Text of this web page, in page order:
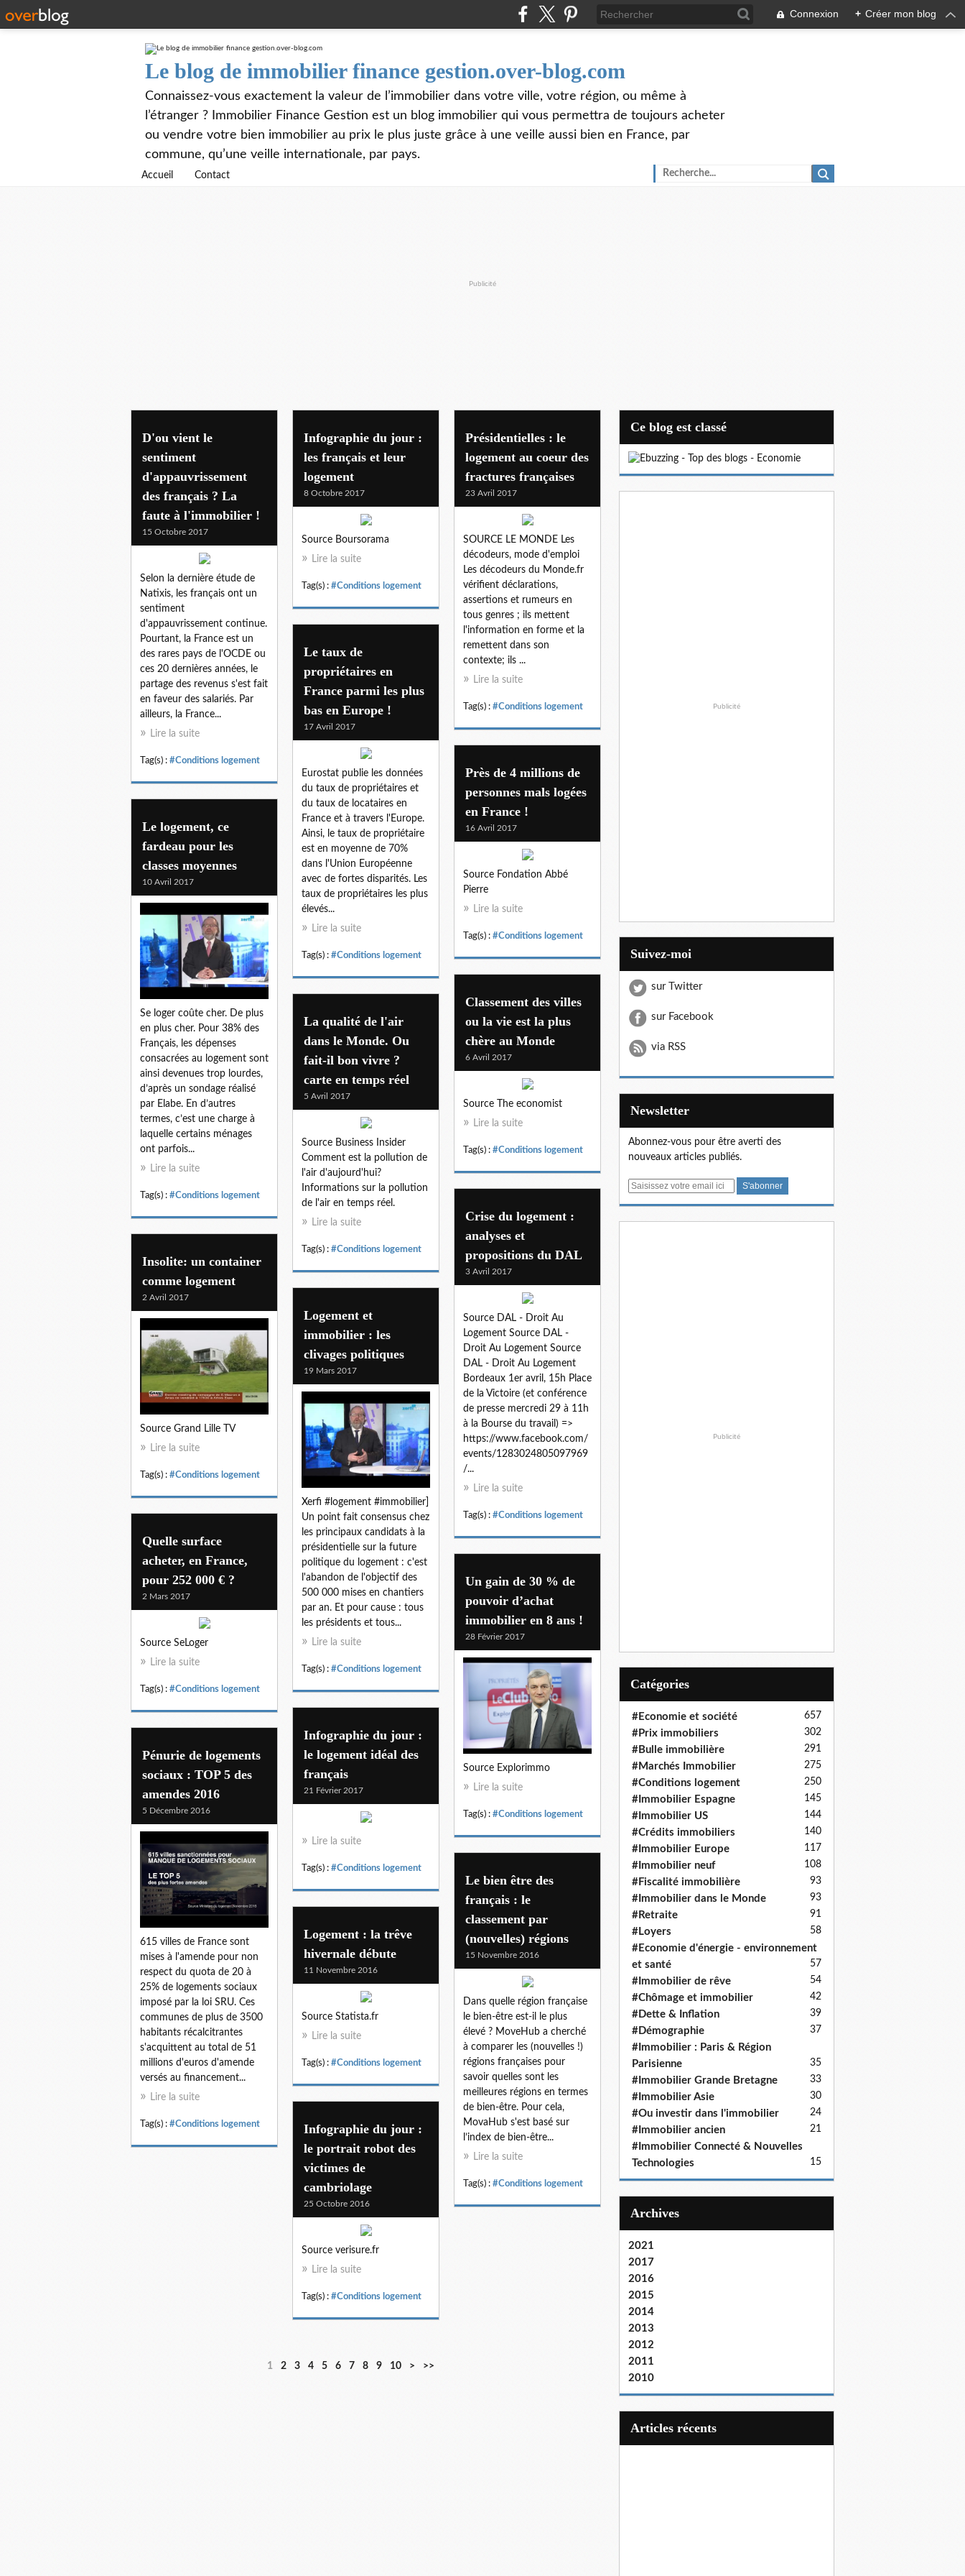
Connexion + Créer mon blog
Le blog de immobilier finance gestion.over-blog.com
Connaissez-vous exactement la valeur de l’immobilier dans votre ville, votre région, ou même à
l’étranger ? Immobilier Finance Gestion est un blog immobilier qui vous permettra de toujours acheter
ou vendre votre bien immobilier au prix le plus juste grâce à une veille aussi bien en France, par
commune, qu’une veille internationale, par pays.
Accueil Contact
Publicité
conditions logement
D'ou vient le
sentiment
d'appauvrissement
des français ? La
faute à l'immobilier !
15 Octobre 2017
Selon la dernière étude de
Natixis, les français ont un
sentiment
d'appauvrissement continue.
Pourtant, la France est un
des rares pays de l'OCDE ou
ces 20 dernières années, le
partage des revenus s'est fait
en faveur des salariés. Par
ailleurs, la France...
Lire la suite
Tag(s) : #Conditions logement
Infographie du jour :
les français et leur
logement
8 Octobre 2017
Source Boursorama
Lire la suite
Tag(s) : #Conditions logement
Présidentielles : le
logement au coeur des
fractures françaises
23 Avril 2017
SOURCE LE MONDE Les
décodeurs, mode d'emploi
Les décodeurs du Monde.fr
vérifient déclarations,
assertions et rumeurs en
tous genres ; ils mettent
l'information en forme et la
remettent dans son
contexte; ils ...
Lire la suite
Tag(s) : #Conditions logement
Le taux de
propriétaires en
France parmi les plus
bas en Europe !
17 Avril 2017
Eurostat publie les données
du taux de propriétaires et
du taux de locataires en
France et à travers l'Europe.
Ainsi, le taux de propriétaire
est en moyenne de 70%
dans l'Union Européenne
avec de fortes disparités. Les
taux de propriétaires les plus
élevés...
Lire la suite
Tag(s) : #Conditions logement
Près de 4 millions de
personnes mals logées
en France !
16 Avril 2017
Source Fondation Abbé
Pierre
Lire la suite
Tag(s) : #Conditions logement
Le logement, ce
fardeau pour les
classes moyennes
10 Avril 2017
Se loger coûte cher. De plus
en plus cher. Pour 38% des
Français, les dépenses
consacrées au logement sont
ainsi devenues trop lourdes,
d’après un sondage réalisé
par Elabe. En d’autres
termes, c’est une charge à
laquelle certains ménages
ont parfois...
Lire la suite
Tag(s) : #Conditions logement
Classement des villes
ou la vie est la plus
chère au Monde
6 Avril 2017
Source The economist
Lire la suite
Tag(s) : #Conditions logement
La qualité de l'air
dans le Monde. Ou
fait-il bon vivre ?
carte en temps réel
5 Avril 2017
Source Business Insider
Comment est la pollution de
l'air d'aujourd'hui?
Informations sur la pollution
de l'air en temps réel.
Lire la suite
Tag(s) : #Conditions logement
Crise du logement :
analyses et
propositions du DAL
3 Avril 2017
Source DAL - Droit Au
Logement Source DAL -
Droit Au Logement Source
DAL - Droit Au Logement
Bordeaux 1er avril, 15h Place
de la Victoire (et conférence
de presse mercredi 29 à 11h
à la Bourse du travail) =>
https://www.facebook.com/
events/1283024805097969
/...
Lire la suite
Tag(s) : #Conditions logement
Insolite: un container
comme logement
2 Avril 2017
Source Grand Lille TV
Lire la suite
Tag(s) : #Conditions logement
Logement et
immobilier : les
clivages politiques
19 Mars 2017
Xerfi #logement #immobilier]
Un point fait consensus chez
les principaux candidats à la
présidentielle sur la future
politique du logement : c'est
l'abandon de l'objectif des
500 000 mises en chantiers
par an. Et pour cause : tous
les présidents et tous...
Lire la suite
Tag(s) : #Conditions logement
Quelle surface
acheter, en France,
pour 252 000 € ?
2 Mars 2017
Source SeLoger
Lire la suite
Tag(s) : #Conditions logement
Un gain de 30 % de
pouvoir d’achat
immobilier en 8 ans !
28 Février 2017
Source Explorimmo
Lire la suite
Tag(s) : #Conditions logement
Infographie du jour :
le logement idéal des
français
21 Février 2017
Lire la suite
Tag(s) : #Conditions logement
Pénurie de logements
sociaux : TOP 5 des
amendes 2016
5 Décembre 2016
615 villes de France sont
mises à l'amende pour non
respect du quota de 20 à
25% de logements sociaux
imposé par la loi SRU. Ces
communes de plus de 3500
habitants récalcitrantes
s'acquittent au total de 51
millions d'euros d'amende
versés au financement...
Lire la suite
Tag(s) : #Conditions logement
Le bien être des
français : le
classement par
(nouvelles) régions
15 Novembre 2016
Dans quelle région française
le bien-être est-il le plus
élevé ? MoveHub a cherché
à comparer les (nouvelles !)
régions françaises pour
savoir quelles sont les
meilleures régions en termes
de bien-être. Pour cela,
MovaHub s'est basé sur
l’index de bien-être...
Lire la suite
Tag(s) : #Conditions logement
Logement : la trêve
hivernale débute
11 Novembre 2016
Source Statista.fr
Lire la suite
Tag(s) : #Conditions logement
Infographie du jour :
le portrait robot des
victimes de
cambriolage
25 Octobre 2016
Source verisure.fr
Lire la suite
Tag(s) : #Conditions logement
1 2 3 4 5 6 7 8 9 10 > >>
Ce blog est classé
Publicité
Suivez-moi
sur Twitter
sur Facebook
via RSS
Newsletter
Abonnez-vous pour être averti des
nouveaux articles publiés.
E
Publicité
Catégories
#Economie et société 657
#Prix immobiliers 302
#Bulle immobilière 291
#Marchés Immobilier 275
#Conditions logement 250
#Immobilier Espagne 145
#Immobilier US 144
#Crédits immobiliers 140
#Immobilier Europe 117
#Immobilier neuf 108
#Fiscalité immobilière 93
#Immobilier dans le Monde 93
#Retraite 91
#Loyers 58
#Economie d'énergie - environnement
et santé
57
#Immobilier de rêve 54
#Chômage et immobilier 42
#Dette & Inflation 39
#Démographie 37
#Immobilier : Paris & Région
Parisienne
35
#Immobilier Grande Bretagne 33
#Immobilier Asie 30
#Ou investir dans l'immobilier 24
#Immobilier ancien 21
#Immobilier Connecté & Nouvelles
Technologies
15
Archives
2021
2017
2016
2015
2014
2013
2012
2011
2010
articles récents